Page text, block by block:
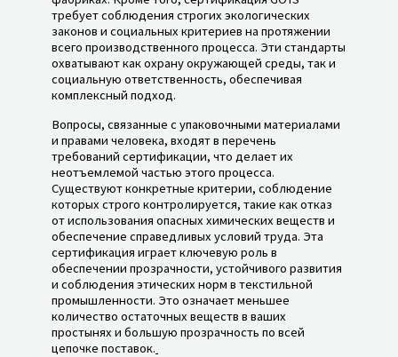
требует соблюдения строгих экологических
законов и социальных критериев на протяжении
всего производственного процесса. Эти стандарты
охватывают как охрану окружающей среды, так и
социальную ответственность, обеспечивая
комплексный подход.
Вопросы, связанные с упаковочными материалами
и правами человека, входят в перечень
требований сертификации, что делает их
неотъемлемой частью этого процесса.
Существуют конкретные критерии, соблюдение
которых строго контролируется, такие как отказ
от использования опасных химических веществ и
обеспечение справедливых условий труда. Эта
сертификация играет ключевую роль в
обеспечении прозрачности, устойчивого развития
и соблюдения этических норм в текстильной
промышленности. Это означает меньшее
количество остаточных веществ в ваших
простынях и большую прозрачность по всей
цепочке поставок.